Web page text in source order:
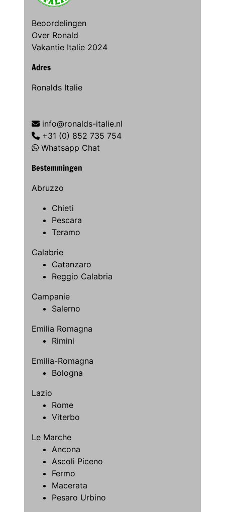
Beoordelingen
Over Ronald
Vakantie Italie 2024
Adres
Ronalds Italie
info@ronalds-italie.nl
+31 (0) 852 735 754
Whatsapp Chat
Bestemmingen
Abruzzo
Chieti
Pescara
Teramo
Calabrie
Catanzaro
Reggio Calabria
Campanie
Salerno
Emilia Romagna
Rimini
Emilia-Romagna
Bologna
Lazio
Rome
Viterbo
Le Marche
Ancona
Ascoli Piceno
Fermo
Macerata
Pesaro Urbino